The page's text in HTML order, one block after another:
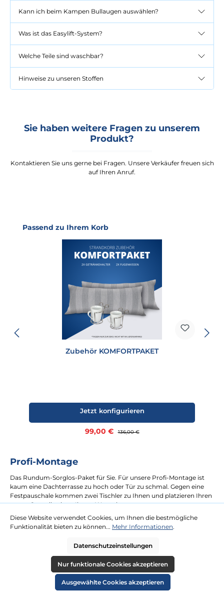
Kann ich beim Kampen Bullaugen auswählen?
Was ist das Easylift-System?
Welche Teile sind waschbar?
Hinweise zu unseren Stoffen
Sie haben weitere Fragen zu unserem
Produkt?
Kontaktieren Sie uns gerne bei Fragen. Unsere Verkäufer freuen sich
auf Ihren Anruf.
Produktgalerie überspringen
Passend zu Ihrem Korb
Zubehör KOMFORTPAKET
Verkaufspreis:
99,00 € Regulärer Preis:
136,00 €
Jetzt konfigurieren
Profi-Montage
Das Rundum-Sorglos-Paket für Sie. Für unsere Profi-Montage ist
kaum eine Dachterrasse zu hoch oder Tür zu schmal. Gegen eine
Festpauschale kommen zwei Tischler zu Ihnen und platzieren Ihren
neuen Strandkorb an Ihrem Wunschort.
mehr erfahren
Diese Website verwendet Cookies, um Ihnen die bestmögliche
Funktionalität bieten zu können... Mehr Informationen.
Datenschutzeinstellungen
Nur funktionale Cookies akzeptieren
Ausgewählte Cookies akzeptieren